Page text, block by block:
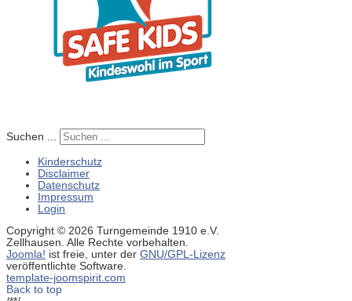
Suchen ...
Kinderschutz
Disclaimer
Datenschutz
Impressum
Login
Copyright © 2026 Turngemeinde 1910 e.V.
Zellhausen. Alle Rechte vorbehalten.
Joomla! ist freie, unter der GNU/GPL-Lizenz
veröffentlichte Software.
template-joomspirit.com
Back to top